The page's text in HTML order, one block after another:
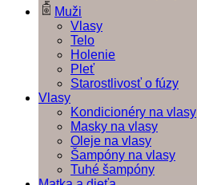
Muži
Vlasy
Telo
Holenie
Pleť
Starostlivosť o fúzy
Vlasy
Kondicionéry na vlasy
Masky na vlasy
Oleje na vlasy
Šampóny na vlasy
Tuhé šampóny